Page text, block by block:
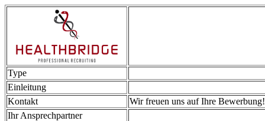
Type
Einleitung
Kontakt
Wir freuen uns auf Ihre Bewerbung!
Ihr Ansprechpartner